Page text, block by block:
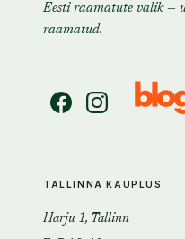
Eesti raamatute valik —
raamatud.
TALLINNA KAUPLUS
Harju 1, Tallinn